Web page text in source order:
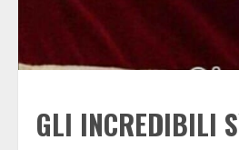
GLI INCREDIBILI